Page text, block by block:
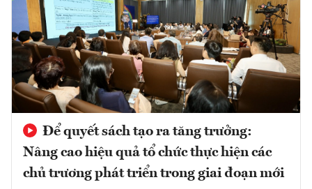
Để quyết sách tạo ra tăng trưởng:
Nâng cao hiệu quả tổ chức thực hiện các
chủ trương phát triển trong giai đoạn mới